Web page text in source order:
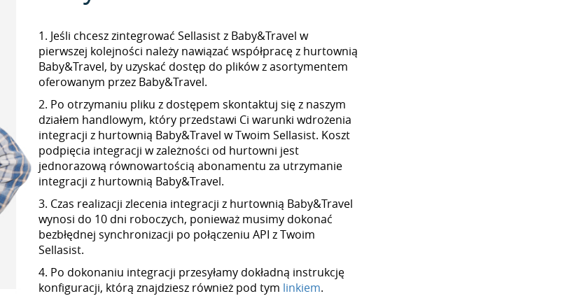
1. Jeśli chcesz zintegrować Sellasist z Baby&Travel w
pierwszej kolejności należy nawiązać współpracę z hurtownią
Baby&Travel, by uzyskać dostęp do plików z asortymentem
oferowanym przez Baby&Travel.
2. Po otrzymaniu pliku z dostępem skontaktuj się z naszym
działem handlowym, który przedstawi Ci warunki wdrożenia
integracji z hurtownią Baby&Travel w Twoim Sellasist. Koszt
podpięcia integracji w zależności od hurtowni jest
jednorazową równowartością abonamentu za utrzymanie
integracji z hurtownią Baby&Travel.
3. Czas realizacji zlecenia integracji z hurtownią Baby&Travel
wynosi do 10 dni roboczych, ponieważ musimy dokonać
bezbłędnej synchronizacji po połączeniu API z Twoim
Sellasist.
4. Po dokonaniu integracji przesyłamy dokładną instrukcję
konfiguracji, którą znajdziesz również pod tym linkiem.